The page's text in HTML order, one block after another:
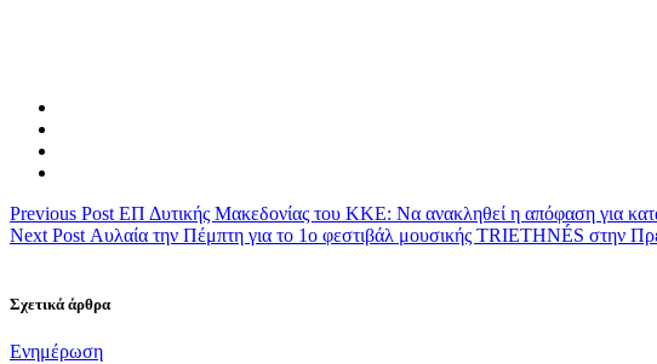
Previous Post ΕΠ Δυτικής Μακεδονίας του ΚΚΕ: Να ανακληθεί η απόφαση για
Next Post Αυλαία την Πέμπτη για το 1ο φεστιβάλ μουσικής TRIETHNÉS στην
Σχετικά άρθρα
Categories
Ενημέρωση